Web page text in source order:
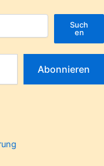
Such
en
Abonnieren